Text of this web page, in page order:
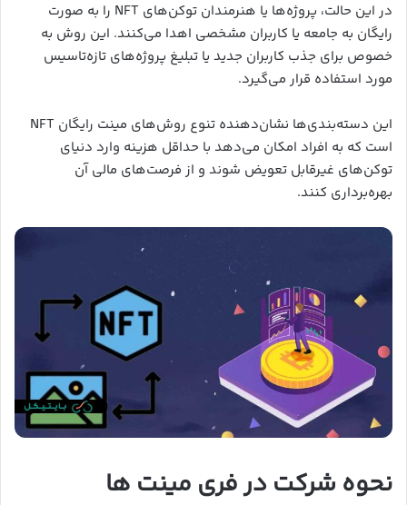
در این حالت، پروژه‌ها یا هنرمندان توکن‌های NFT را به صورت
رایگان به جامعه یا کاربران مشخصی اهدا می‌کنند. این روش به
خصوص برای جذب کاربران جدید یا تبلیغ پروژه‌های تازه‌تاسیس
مورد استفاده قرار می‌گیرد.
این دسته‌بندی‌ها نشان‌دهنده تنوع روش‌های مینت رایگان NFT
است که به افراد امکان می‌دهد با حداقل هزینه وارد دنیای
توکن‌های غیرقابل تعویض شوند و از فرصت‌های مالی آن
بهره‌برداری کنند.
نحوه شرکت در فری مینت ها